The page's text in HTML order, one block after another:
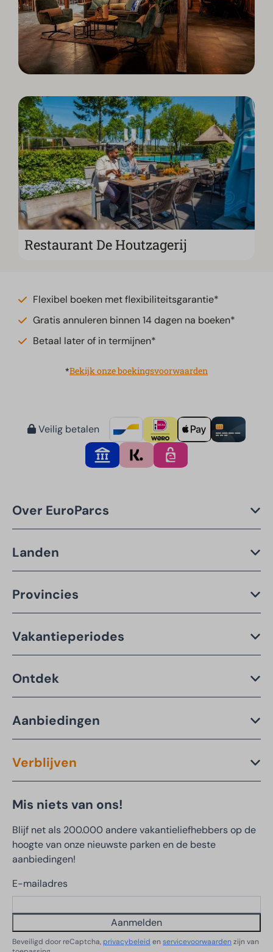
Restaurant De Houtzagerij
Flexibel boeken met flexibiliteitsgarantie*
Gratis annuleren binnen 14 dagen na boeken*
Betaal later of in termijnen*
*Bekijk onze boekingsvoorwaarden
Veilig betalen
Over EuroParcs
Landen
Provincies
Vakantieperiodes
Ontdek
Aanbiedingen
Verblijven
Mis niets van ons!
Blijf net als 200.000 andere vakantieliefhebbers op de
hoogte van onze nieuwste parken en de beste
aanbiedingen!
E-mailadres
Aanmelden
Beveiligd door reCaptcha, privacybeleid en servicevoorwaarden zijn van